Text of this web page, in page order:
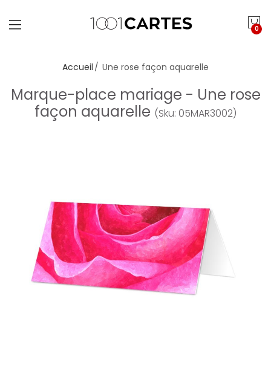
0
Accueil Une rose façon aquarelle
Marque-place mariage - Une rose
façon aquarelle (Sku: 05MAR3002)